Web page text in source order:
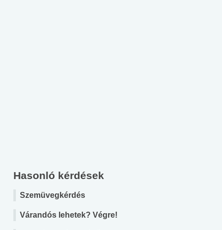
Hasonló kérdések
Szemüvegkérdés
Várandós lehetek? Végre!